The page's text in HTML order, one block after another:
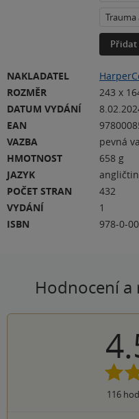
Trauma
Přidat
NAKLADATEL
ROZMĚR
243 x
DATUM VYDÁNÍ
EAN
VAZBA
pevná
HMOTNOST
658 g
JAZYK
POČET STRAN
432
VYDÁNÍ
1
ISBN
978-0-
Hodnocení a
116